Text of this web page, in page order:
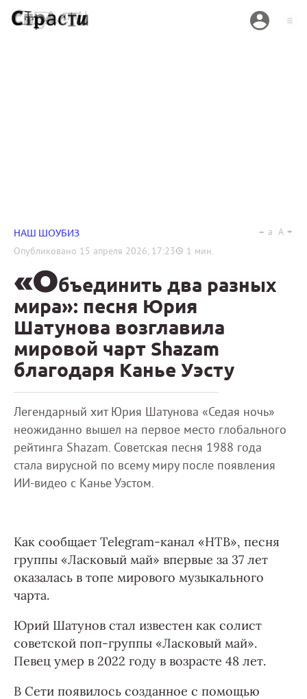
НАШ ШОУБИЗ
Опубликовано 15 апреля 2026, 17:23 1 мин.
a A
«Объединить два разных
мира»: песня Юрия
Шатунова возглавила
мировой чарт Shazam
благодаря Канье Уэсту
Легендарный хит Юрия Шатунова «Седая ночь»
неожиданно вышел на первое место глобального
рейтинга Shazam. Советская песня 1988 года
стала вирусной по всему миру после появления
ИИ-видео с Канье Уэстом.
Как сообщает Telegram-канал «НТВ», песня
группы «Ласковый май» впервые за 37 лет
оказалась в топе мирового музыкального
чарта.
Юрий Шатунов стал известен как солист
советской поп-группы «Ласковый май».
Певец умер в 2022 году в возрасте 48 лет.
В Сети появилось созданное с помощью